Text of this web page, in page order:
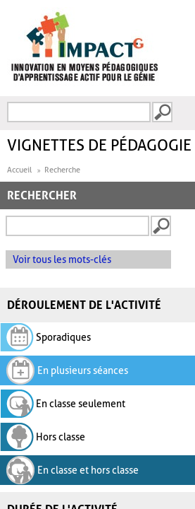
FORMULAIRE DE
VIGNETTES DE
Accueil Recherche
RECHERCHER
Voir tous les mots-clés
DÉROULEMENT DE L'ACTIVITÉ
Sporadiques
En plusieurs séances
En classe seulement
Hors classe
En classe et hors classe